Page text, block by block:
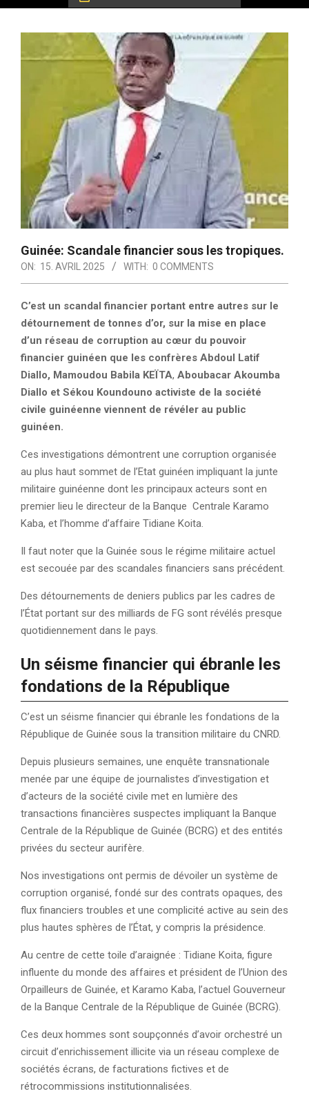
Guinée: Scandale financier sous les tropiques.
ON: 15. AVRIL 2025 WITH: 0 COMMENTS
C’est un scandal financier portant entre autres sur le
détournement de tonnes d’or, sur la mise en place
d’un réseau de corruption au cœur du pouvoir
financier guinéen que les confrères Abdoul Latif
Diallo, Mamoudou Babila KEÏTA, Aboubacar Akoumba
Diallo et Sékou Koundouno activiste de la société
civile guinéenne viennent de révéler au public
guinéen.
Ces investigations démontrent une corruption organisée
au plus haut sommet de l’Etat guinéen impliquant la junte
militaire guinéenne dont les principaux acteurs sont en
premier lieu le directeur de la Banque Centrale Karamo
Kaba, et l’homme d’affaire Tidiane Koita.
Il faut noter que la Guinée sous le régime militaire actuel
est secouée par des scandales financiers sans précédent.
Des détournements de deniers publics par les cadres de
l’État portant sur des milliards de FG sont révélés presque
quotidiennement dans le pays.
Un séisme financier qui ébranle les
fondations de la République
C’est un séisme financier qui ébranle les fondations de la
République de Guinée sous la transition militaire du CNRD.
Depuis plusieurs semaines, une enquête transnationale
menée par une équipe de journalistes d’investigation et
d’acteurs de la société civile met en lumière des
transactions financières suspectes impliquant la Banque
Centrale de la République de Guinée (BCRG) et des entités
privées du secteur aurifère.
Nos investigations ont permis de dévoiler un système de
corruption organisé, fondé sur des contrats opaques, des
flux financiers troubles et une complicité active au sein des
plus hautes sphères de l’État, y compris la présidence.
Au centre de cette toile d’araignée : Tidiane Koita, figure
influente du monde des affaires et président de l’Union des
Orpailleurs de Guinée, et Karamo Kaba, l’actuel Gouverneur
de la Banque Centrale de la République de Guinée (BCRG).
Ces deux hommes sont soupçonnés d’avoir orchestré un
circuit d’enrichissement illicite via un réseau complexe de
sociétés écrans, de facturations fictives et de
rétrocommissions institutionnalisées.